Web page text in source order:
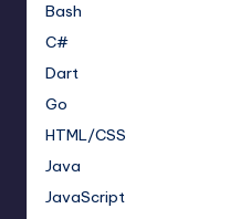
Bash
C#
Dart
Go
HTML/CSS
Java
JavaScript